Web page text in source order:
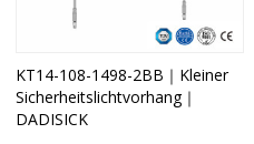
KT14-108-1498-2BB｜Kleiner
Sicherheitslichtvorhang｜
DADISICK